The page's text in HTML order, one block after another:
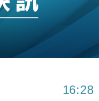
反」斗城亞洲CEO蔡德
挫7周創逾3年最長跌勢
日圓 4月單日斥6.28萬億
16:28